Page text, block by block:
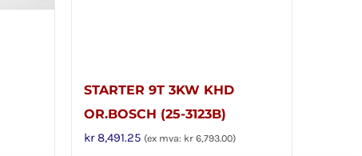
STARTER 9T 3KW KHD
OR.BOSCH (25-3123B)
kr8,491.25 (ex mva: kr6,793.00)